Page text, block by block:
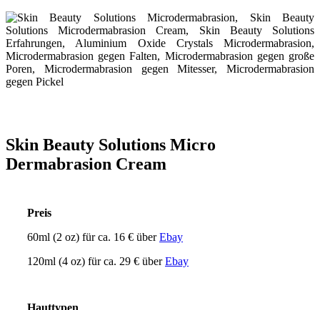
Skin Beauty Solutions Micro
Dermabrasion Cream
Preis
60ml (2 oz) für ca. 16 € überEbay
120ml (4 oz) für ca. 29 € überEbay
Hauttypen